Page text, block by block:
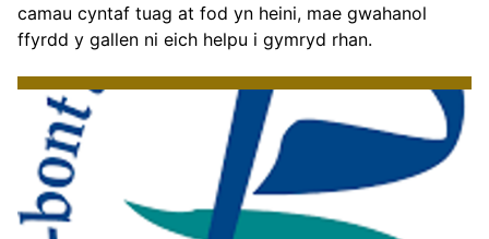
camau cyntaf tuag at fod yn heini, mae gwahanol
ffyrdd y gallen ni eich helpu i gymryd rhan.